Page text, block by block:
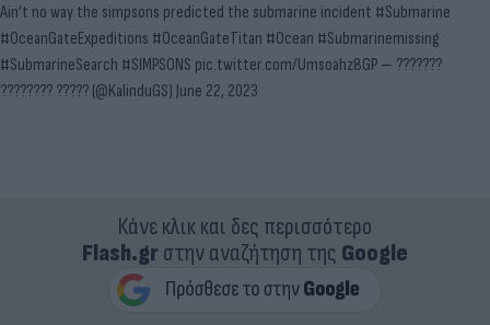
Ain’t no way the simpsons predicted the submarine incident #Submarine
#OceanGateExpeditions #OceanGateTitan #Ocean #Submarinemissing
#SubmarineSearch #SIMPSONS pic.twitter.com/Umsoahz8GP — ???????
???????? ????? (@KalinduGS) June 22, 2023
Κάνε κλικ και δες περισσότερο
Flash.grστην αναζήτηση της Google